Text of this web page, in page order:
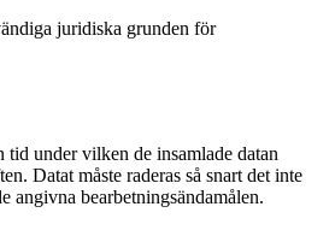
juridiska grunden för
tid under vilken de insamlade datan
Datat måste raderas så snart det inte
angivna bearbetningsändamålen.